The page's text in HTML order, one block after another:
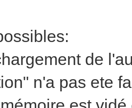
de
n'a pas ete